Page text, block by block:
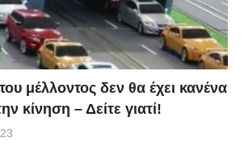
μέλλοντος δεν θα έχει κανένα
κίνηση – Δείτε γιατί!